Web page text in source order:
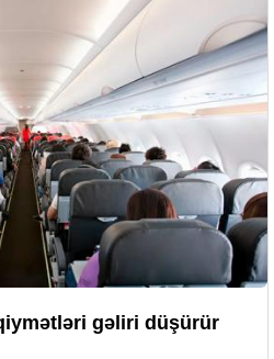
gəliri düşürür